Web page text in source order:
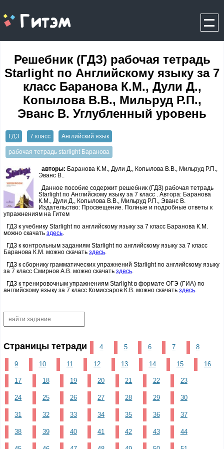
gitem.me
Решебник (ГДЗ) рабочая тетрадь
Starlight по Английскому языку за 7
класс Баранова К.М., Дули Д.,
Копылова В.В., Мильруд Р.П.,
Эванс В. Углубленный уровень
ГДЗ 7 класс Английский язык
рабочая тетрадь starlight Баранова
авторы: Баранова К.М., Дули Д., Копылова В.В., Мильруд Р.П.,
Эванс В..
Данное пособие содержит решебник (ГДЗ) рабочая тетрадь
Starlight по Английскому языку за 7 класс . Автора: Баранова
К.М., Дули Д., Копылова В.В., Мильруд Р.П., Эванс В.
Издательство: Просвещение. Полные и подробные ответы к
упражнениям на Гитем
ГДЗ к учебнику Starlight по английскому языку за 7 класс Баранова К.М.
можно скачать здесь
ГДЗ к контрольным заданиям Starlight по английскому языку за 7 класс
Баранова К.М. можно скачать здесь
ГДЗ к сборнику грамматических упражнений Starlight по английскому языку
за 7 класс Смирнов А.В. можно скачать здесь
ГДЗ к тренировочным упражнениям Starlight в формате ОГЭ (ГИА) по
английскому языку за 7 класс Комиссаров К.В. можно скачать здесь
Страницы тетради 4 5 6 7 8
9 10 11 12 13 14 15 16
17 18 19 20 21 22 23
24 25 26 27 28 29 30
31 32 33 34 35 36 37
38 39 40 41 42 43 44